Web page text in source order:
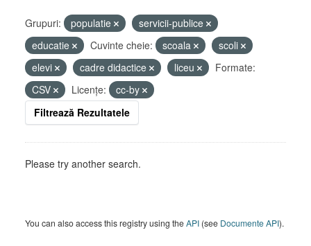
Grupuri: populatie
servicii-publice
educatie
Cuvinte cheie: scoala
scoli
elevi
cadre didactice liceu
Formate:
CSV
Licenţe:
cc-by
Filtrează Rezultatele
Please try another search.
You can also access this registry using theAPI (see Documente API).